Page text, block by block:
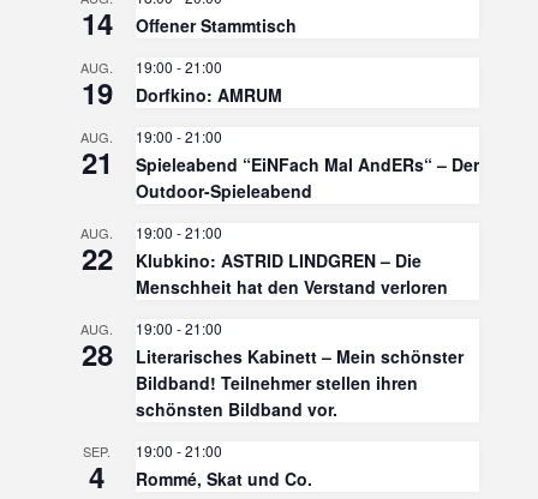
14 Offener Stammtisch
AUG.
19
19:00 -21:00
Dorfkino: AMRUM
AUG.
21
19:00 -21:00
Spieleabend “EiNFach Mal AndERs“ – Der
Outdoor-Spieleabend
AUG.
22
19:00 -21:00
Klubkino: ASTRID LINDGREN – Die
Menschheit hat den Verstand verloren
AUG.
28
19:00 -21:00
Literarisches Kabinett – Mein schönster
Bildband! Teilnehmer stellen ihren
schönsten Bildband vor.
SEP.
4
19:00 -21:00
Rommé, Skat und Co.